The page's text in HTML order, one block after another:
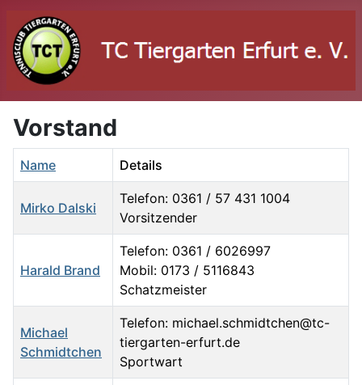
Vorstand
Name Details
Mirko Dalski
Telefon: 0361 / 57 431 1004
Vorsitzender
Harald Brand
Telefon: 0361 / 6026997
Mobil: 0173 / 5116843
Schatzmeister
Michael
Schmidtchen
Telefon: michael.schmidtchen@tc-
tiergarten-erfurt.de
Sportwart